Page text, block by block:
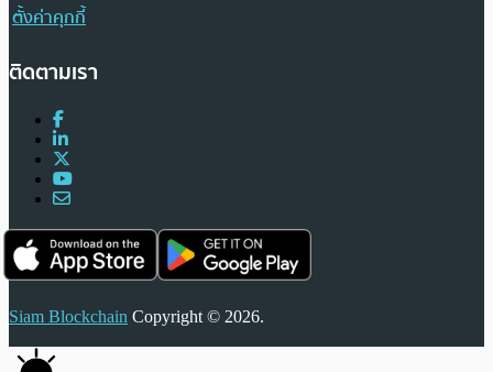
ตั้งค่าคุกกี้
ติดตามเรา
Siam Blockchain Copyright © 2026.